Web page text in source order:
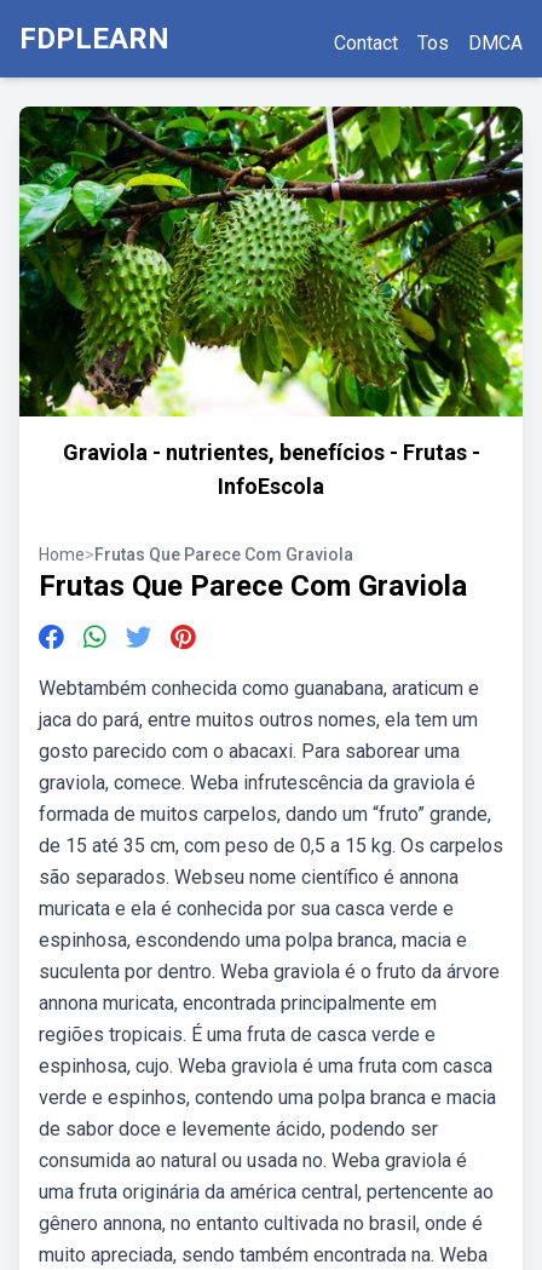
FDPLEARN Contact Tos DMCA
Graviola - nutrientes, benefícios - Frutas -
InfoEscola
Home>Frutas Que Parece Com Graviola
Frutas Que Parece Com Graviola
Webtambém conhecida como guanabana, araticum e
jaca do pará, entre muitos outros nomes, ela tem um
gosto parecido com o abacaxi. Para saborear uma
graviola, comece. Weba infrutescência da graviola é
formada de muitos carpelos, dando um “fruto” grande,
de 15 até 35 cm, com peso de 0,5 a 15 kg. Os carpelos
são separados. Webseu nome científico é annona
muricata e ela é conhecida por sua casca verde e
espinhosa, escondendo uma polpa branca, macia e
suculenta por dentro. Weba graviola é o fruto da árvore
annona muricata, encontrada principalmente em
regiões tropicais. É uma fruta de casca verde e
espinhosa, cujo. Weba graviola é uma fruta com casca
verde e espinhos, contendo uma polpa branca e macia
de sabor doce e levemente ácido, podendo ser
consumida ao natural ou usada no. Weba graviola é
uma fruta originária da américa central, pertencente ao
gênero annona, no entanto cultivada no brasil, onde é
muito apreciada, sendo também encontrada na. Weba